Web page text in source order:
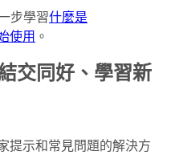
步學習什麼是
使用 。
交同好、學習新
提示和常見問題的解決方